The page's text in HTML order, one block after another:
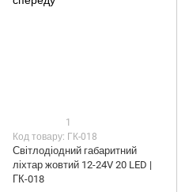
1
Код товару: ГК-018
Світлодіодний габаритний
ліхтар жовтий 12-24V 20 LED |
ГК-018